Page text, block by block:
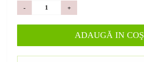
- +
ADAUGĂ IN COŞ